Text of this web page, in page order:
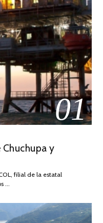
01
y
filial de la estatal
…